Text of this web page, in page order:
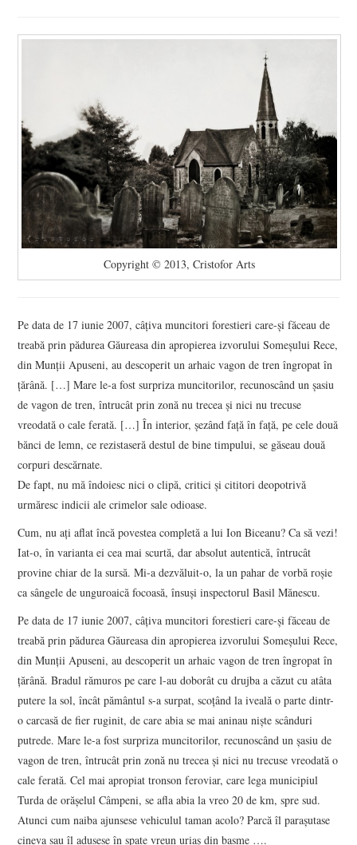
Copyright © 2013, Cristofor Arts
Pe data de 17 iunie 2007, câţiva muncitori forestieri care-şi făceau de
treabă prin pădurea Găureasa din apropierea izvorului Someşului Rece,
din Munţii Apuseni, au descoperit un arhaic vagon de tren îngropat în
ţărână. […] Mare le-a fost surpriza muncitorilor, recunoscând un şasiu
de vagon de tren, întrucât prin zonă nu trecea şi nici nu trecuse
vreodată o cale ferată. […] În interior, șezând faţă în faţă, pe cele două
bănci de lemn, ce rezistaseră destul de bine timpului, se găseau două
corpuri descărnate.
De fapt, nu mă îndoiesc nici o clipă, critici şi cititori deopotrivă
urmăresc indicii ale crimelor sale odioase.
Cum, nu aţi aflat încă povestea completă a lui Ion Biceanu? Ca să vezi!
Iat-o, în varianta ei cea mai scurtă, dar absolut autentică, întrucât
provine chiar de la sursă. Mi-a dezvăluit-o, la un pahar de vorbă roşie
ca sângele de unguroaică focoasă, însuşi inspectorul Basil Mănescu.
Pe data de 17 iunie 2007, câţiva muncitori forestieri care-şi făceau de
treabă prin pădurea Găureasa din apropierea izvorului Someşului Rece,
din Munţii Apuseni, au descoperit un arhaic vagon de tren îngropat în
ţărână. Bradul rămuros pe care l-au doborât cu drujba a căzut cu atâta
putere la sol, încât pământul s-a surpat, scoţând la iveală o parte dintr-
o carcasă de fier ruginit, de care abia se mai aninau nişte scânduri
putrede. Mare le-a fost surpriza muncitorilor, recunoscând un şasiu de
vagon de tren, întrucât prin zonă nu trecea şi nici nu trecuse vreodată o
cale ferată. Cel mai apropiat tronson feroviar, care lega municipiul
Turda de orăşelul Câmpeni, se afla abia la vreo 20 de km, spre sud.
Atunci cum naiba ajunsese vehiculul taman acolo? Parcă îl paraşutase
cineva sau îl adusese în spate vreun uriaş din basme ….